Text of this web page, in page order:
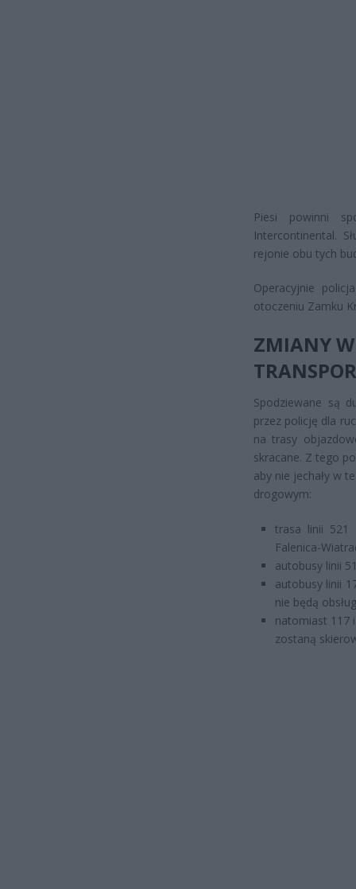
Piesi powinni
Intercontinental.
rejonie obu tych
Operacyjnie
otoczeniu Zamku
ZMIANY
Spodziewane są
przez policję dla
na trasy
skracane. Z tego
aby nie jechały w
drogowym:
trasa linii 521
Falenica-
autobusy linii
autobusy linii
nie będą
natomiast 117
zostaną